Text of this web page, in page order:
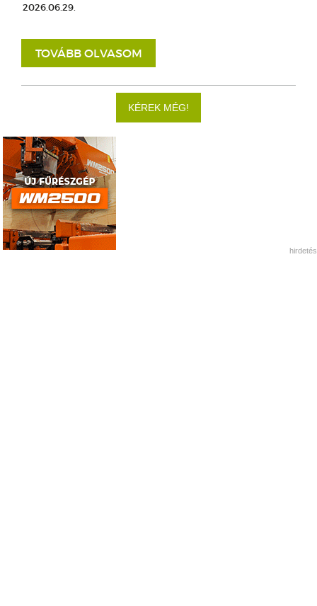
2026.06.29.
TOVÁBB OLVASOM
KÉREK MÉG!
hirdetés